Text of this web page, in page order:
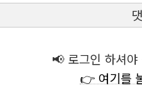
📢 로그인 하셔
👉 여기를